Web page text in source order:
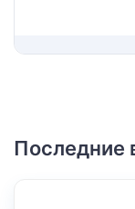
Последние